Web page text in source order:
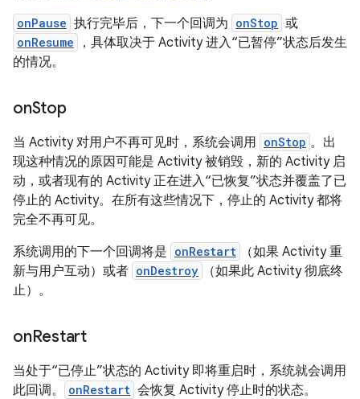
onPause 执行完毕后，下一个回调为 onStop 或
onResume
，具体取决于 Activity 进入“已暂停”状态后发生
的情况。
onStop
当 Activity 对用户不再可见时，系统会调用 onStop 。出
现这种情况的原因可能是 Activity 被销毁，新的 Activity 启
动，或者现有的 Activity 正在进入“已恢复”状态并覆盖了已
停止的 Activity。在所有这些情况下，停止的 Activity 都将
完全不再可见。
系统调用的下一个回调将是 onRestart
（如果 Activity 重
新与用户互动）或者 onDestroy
（如果此 Activity 彻底终
止）。
onRestart
当处于“已停止”状态的 Activity 即将重启时，系统就会调用
此回调。
onRestart 会恢复 Activity 停止时的状态。